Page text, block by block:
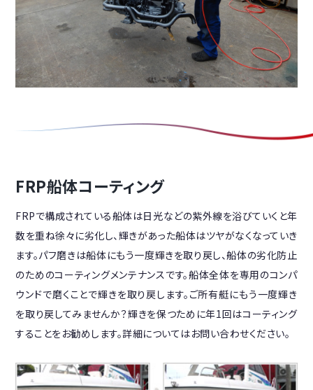
FRP船体コーティング
FRPで構成されている船体は日光などの紫外線を浴びていくと年
数を重ね徐々に劣化し、輝きがあった船体はツヤがなくなっていき
ます。パフ磨きは船体にもう一度輝きを取り戻し、船体の劣化防止
のためのコーティングメンテナンスです。船体全体を専用のコンパ
ウンドで磨くことで輝きを取り戻します。ご所有艇にもう一度輝き
を取り戻してみませんか？輝きを保つために年1回はコーティング
することをお勧めします。詳細についてはお問い合わせください。